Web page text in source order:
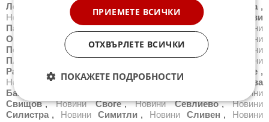
Лом
Луковит Новини Монтана ,
Новини
Несебър ,Новини Нова Загора ,Новини
Нови
Пазар
Новини Обзор ,Новини Оборище
Новини
Омуртаг
Новини Пазарджик
Новини
Перник
Новини Петрич ,Новини Плевен
Новини
Пловдив
Новини Поморие ,Новини Правец
Новини
Радомир
,Новини Разград ,Новини Разлог Русе ,
Новини
Самоков ,Новини Сандански ,
Сапарева
Баня
Новини
Свищов ,Новини Своге ,Новини Севлиево ,Новини
Силистра , Новини Симитли , Новини Сливен , Новини
ПРИЕМЕТЕ ВСИЧКИ
ОТХВЪРЛЕТЕ ВСИЧКИ
ПОКАЖЕТЕ ПОДРОБНОСТИ